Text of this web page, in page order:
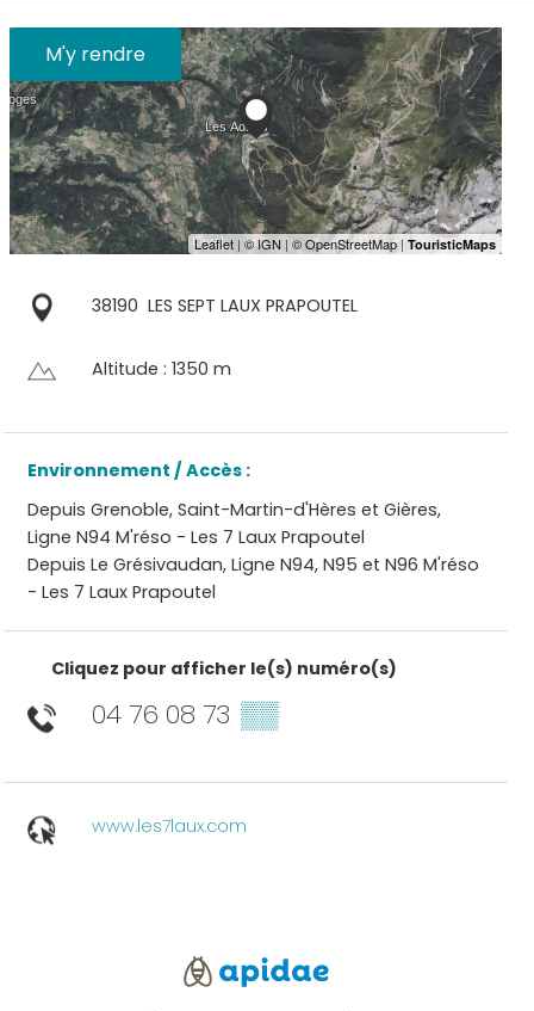
M'y rendre
38190 LES SEPT LAUX PRAPOUTEL
Altitude : 1350 m
Environnement / Accès :
Depuis Grenoble, Saint-Martin-d'Hères et Gières,
Ligne N94 M'réso - Les 7 Laux Prapoutel
Depuis Le Grésivaudan, Ligne N94, N95 et N96 M'réso
- Les 7 Laux Prapoutel
Cliquez pour afficher le(s) numéro(s)
04 76 08 73 ▒▒
www.les7laux.com